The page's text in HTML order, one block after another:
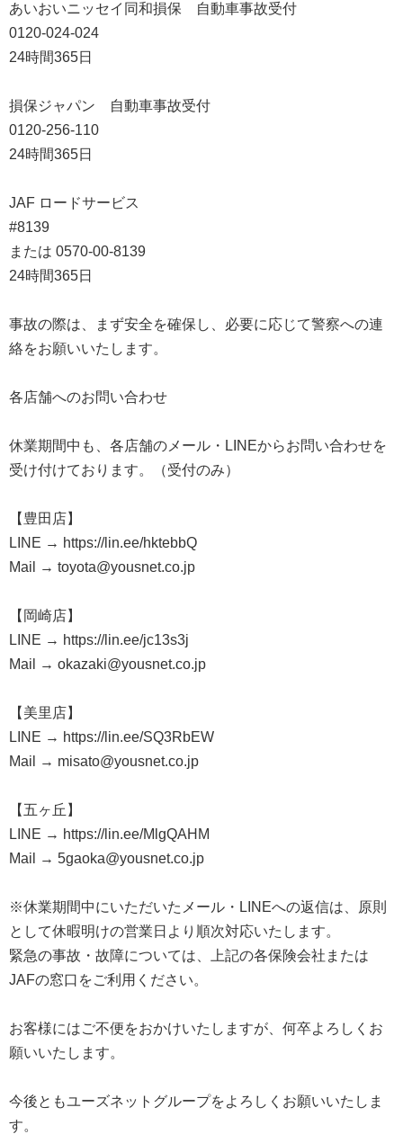
あいおいニッセイ同和損保 自動車事故受付
0120-024-024
24時間365日
損保ジャパン 自動車事故受付
0120-256-110
24時間365日
JAF ロードサービス
#8139
または 0570-00-8139
24時間365日
事故の際は、まず安全を確保し、必要に応じて警察への連
絡をお願いいたします。
各店舗へのお問い合わせ
休業期間中も、各店舗のメール・LINEからお問い合わせを
受け付けております。（受付のみ）
【豊田店】
LINE → https://lin.ee/hktebbQ
Mail → toyota@yousnet.co.jp
【岡崎店】
LINE → https://lin.ee/jc13s3j
Mail → okazaki@yousnet.co.jp
【美里店】
LINE → https://lin.ee/SQ3RbEW
Mail → misato@yousnet.co.jp
【五ヶ丘】
LINE → https://lin.ee/MlgQAHM
Mail → 5gaoka@yousnet.co.jp
※休業期間中にいただいたメール・LINEへの返信は、原則
として休暇明けの営業日より順次対応いたします。
緊急の事故・故障については、上記の各保険会社または
JAFの窓口をご利用ください。
お客様にはご不便をおかけいたしますが、何卒よろしくお
願いいたします。
今後ともユーズネットグループをよろしくお願いいたしま
す。